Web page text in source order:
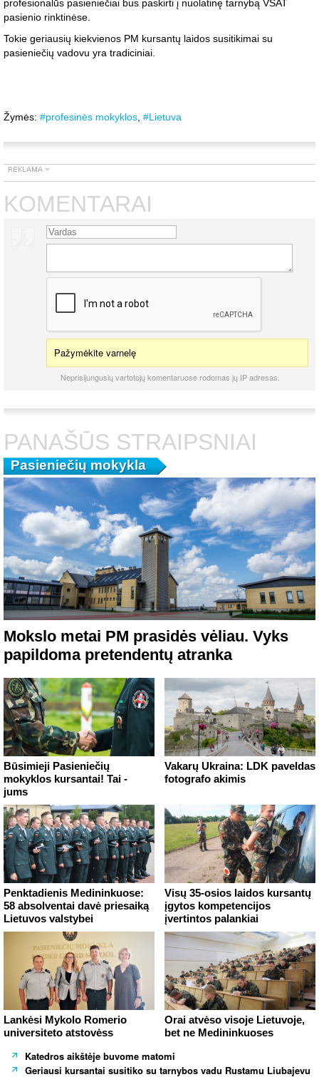
profesionalūs pasieniečiai bus paskirti į nuolatinę tarnybą VSAT
pasienio rinktinėse.
Tokie geriausių kiekvienos PM kursantų laidos susitikimai su
pasieniečių vadovu yra tradiciniai.
Žymės: #profesinės mokyklos, #Lietuva
KOMENTARAI
Pažymėkite varnelę
Neprisijungusių vartotojų komentaruose rodomas jų IP adresas.
PANAŠŪS STRAIPSNIAI
Pasieniečių mokykla
Mokslo metai PM prasidės vėliau. Vyks
papildoma pretendentų atranka
Būsimieji Pasieniečių
mokyklos kursantai! Tai -
jums
Vakarų Ukraina: LDK paveldas
fotografo akimis
Penktadienis Medininkuose:
58 absolventai davė priesaiką
Lietuvos valstybei
Visų 35-osios laidos kursantų
įgytos kompetencijos
įvertintos palankiai
Lankėsi Mykolo Romerio
universiteto atstovėss
Orai atvėso visoje Lietuvoje,
bet ne Medininkuoses
Katedros aikštėje buvome matomi
Geriausi kursantai susitiko su tarnybos vadu Rustamu Liubajevu